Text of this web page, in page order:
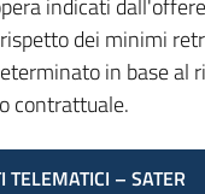
indicati
dei minimi
in base al
contrattuale.
TELEMATICI – SATER